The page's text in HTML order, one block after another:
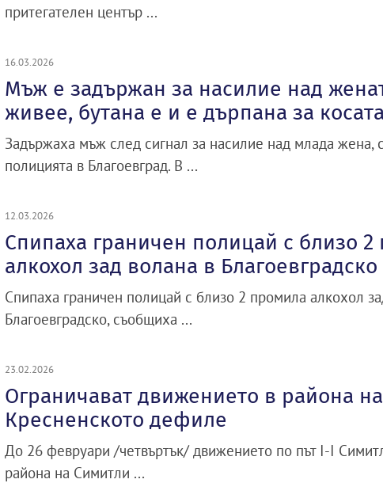
притегателен център ...
16.03.2026
Мъж е задържан за насилие над
живее, бутана е и е дърпана за косата
Задържаха мъж след сигнал за насилие над млада жена,
полицията в Благоевград. В ...
12.03.2026
Спипаха граничен полицай с близо
алкохол зад волана в Благоевградско
Спипаха граничен полицай с близо 2 промила алкохол
Благоевградско, съобщиха ...
23.02.2026
Ограничават движението в района
Кресненското дефиле
До 26 февруари /четвъртък/ движението по път I-I
района на Симитли ...